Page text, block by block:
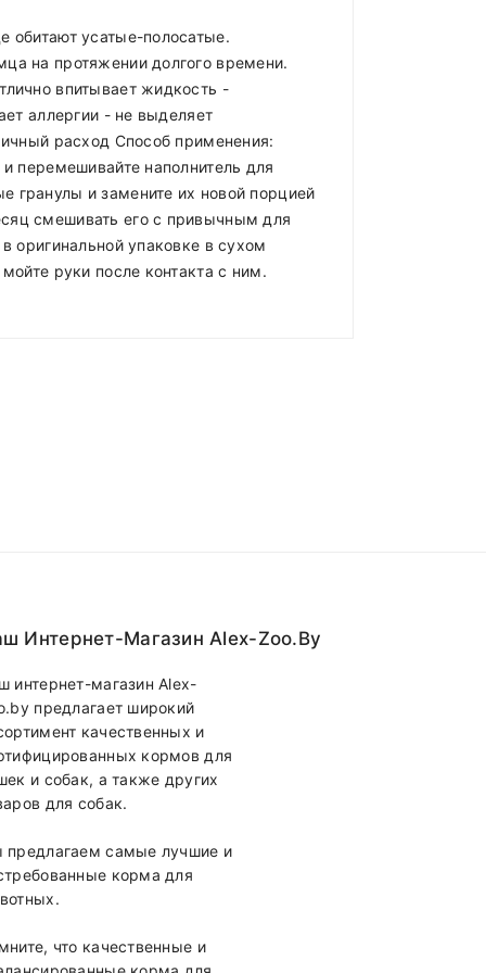
обитают усатые-полосатые.
на протяжении долгого времени.
впитывает жидкость -
аллергии - не выделяет
расход Способ применения:
перемешивайте наполнитель для
гранулы и замените их новой порцией
смешивать его с привычным для
оригинальной упаковке в сухом
руки после контакта с ним.
Интернет-Магазин Alex-Zoo.by
интернет-магазин Alex-
предлагает широкий
качественных и
кормов для
и собак, а также других
для собак.
самые лучшие и
корма для
что качественные и